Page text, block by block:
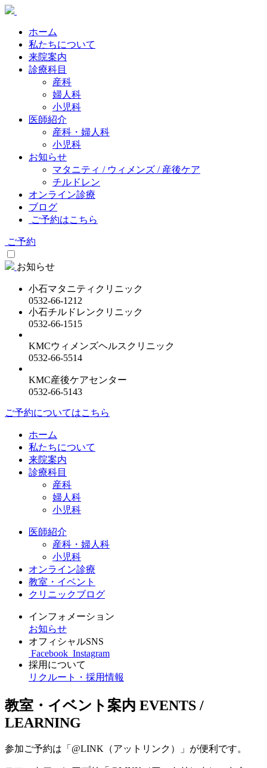
ホーム
私たちについて
来院案内
診療科目
産科
婦人科
小児科
医師紹介
産科・婦人科
小児科
お知らせ
マタニティ / ウィメンズ / 産後ケア
チルドレン
オンライン診療
ブログ
ご予約はこちら
ご予約
お知らせ
小石マタニティクリニック
0532-66-1212
小石チルドレンクリニック
0532-66-1515
KMCウィメンズヘルスクリニック
0532-66-5514
KMC産後ケアセンター
0532-66-5143
ご予約についてはこちら
ホーム
私たちについて
来院案内
診療科目
産科
婦人科
小児科
医師紹介
産科・婦人科
小児科
オンライン診療
教室・イベント
クリニックブログ
インフォメーション
お知らせ
オフィシャルSNS
Facebook Instagram
採用について
リクルート・採用情報
教室・イベント案内 EVENTS /
LEARNING
参加ご予約は「@LINK（アットリンク）」が便利です。